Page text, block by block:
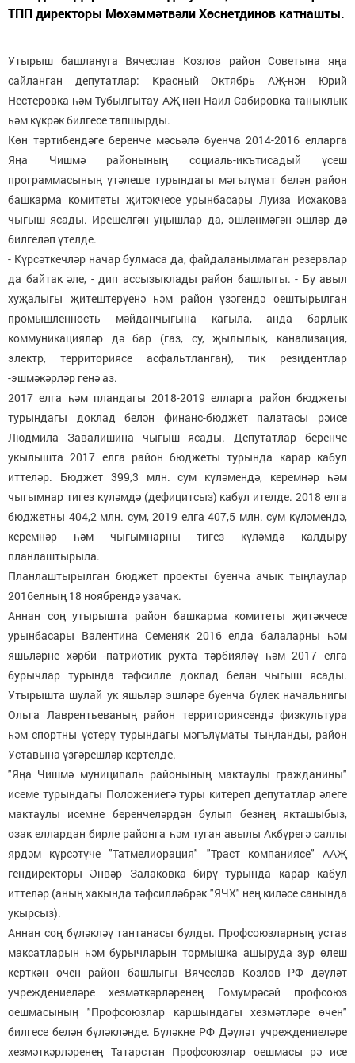
ТПП директоры Мөхәммәтвәли Хөснетдинов катнашты.
Утырыш башлануга Вячеслав Козлов район Советына яңа
сайланган депутатлар: Красный Октябрь АҖ-нән Юрий
Нестеровка һәм Тубылгытау АҖ-нән Наил Сабировка таныклык
һәм күкрәк билгесе тапшырды.
Көн тәртибендәге беренче мәсьәлә буенча 2014-2016 елларга
Яңа Чишмә районының социаль-икътисадый үсеш
программасының үтәлеше турындагы мәгълүмат белән район
башкарма комитеты җитәкчесе урынбасары Луиза Исхакова
чыгыш ясады. Ирешелгән уңышлар да, эшләнмәгән эшләр дә
билгеләп үтелде.
- Күрсәткечләр начар булмаса да, файдаланылмаган резервлар
да байтак әле, - дип ассызыклады район башлыгы. - Бу авыл
хуҗалыгы җитештерүенә һәм район үзәгендә оештырылган
промышленность мәйданчыгына кагыла, анда барлык
коммуникацияләр дә бар (газ, су, җылылык, канализация,
электр, территориясе асфальтланган), тик резидентлар
-эшмәкәрләр генә аз.
2017 елга һәм пландагы 2018-2019 елларга район бюджеты
турындагы доклад белән финанс-бюджет палатасы рәисе
Людмила Завалишина чыгыш ясады. Депутатлар беренче
укылышта 2017 елга район бюджеты турында карар кабул
иттеләр. Бюджет 399,3 млн. сум күләмендә, керемнәр һәм
чыгымнар тигез күләмдә (дефицитсыз) кабул ителде. 2018 елга
бюджетны 404,2 млн. сум, 2019 елга 407,5 млн. сум күләмендә,
керемнәр һәм чыгымнарны тигез күләмдә калдыру
планлаштырыла.
Планлаштырылган бюджет проекты буенча ачык тыңлаулар
2016елның 18 ноябрендә узачак.
Аннан соң утырышта район башкарма комитеты җитәкчесе
урынбасары Валентина Семеняк 2016 елда балаларны һәм
яшьләрне хәрби -патриотик рухта тәрбияләү һәм 2017 елга
бурычлар турында тәфсилле доклад белән чыгыш ясады.
Утырышта шулай ук яшьләр эшләре буенча бүлек начальнигы
Ольга Лаврентьеваның район территориясендә физкультура
һәм спортны үстерү турындагы мәгълүматы тыңланды, район
Уставына үзгәрешләр кертелде.
"Яңа Чишмә муниципаль районының мактаулы гражданины"
исеме турындагы Положениегә туры китереп депутатлар әлеге
мактаулы исемне беренчеләрдән булып безнең якташыбыз,
озак еллардан бирле районга һәм туган авылы Акбүрегә саллы
ярдәм күрсәтүче "Татмелиорация" "Траст компаниясе" ААҖ
гендиректоры Әнвәр Залаковка бирү турында карар кабул
иттеләр (аның хакында тәфсилләбрәк "ЯЧХ" нең киләсе санында
укырсыз).
Аннан соң бүләкләү тантанасы булды. Профсоюзларның устав
максатларын һәм бурычларын тормышка ашыруда зур өлеш
керткән өчен район башлыгы Вячеслав Козлов РФ дәүләт
учреждениеләре хезмәткәрләренең Гомумрәсәй профсоюз
оешмасының "Профсоюзлар каршындагы хезмәтләре өчен"
билгесе белән бүләкләнде. Бүләкне РФ Дәүләт учреждениеләре
хезмәткәрләренең Татарстан Профсоюзлар оешмасы рә исе